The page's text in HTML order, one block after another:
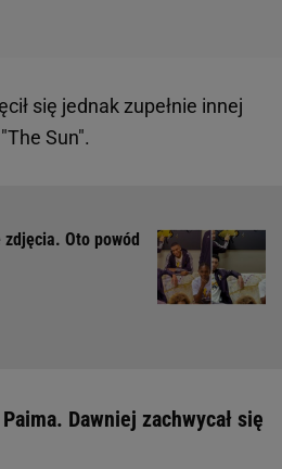
się jednak zupełnie innej
Sun".
zdjęcia. Oto powód
Dawniej zachwycał się